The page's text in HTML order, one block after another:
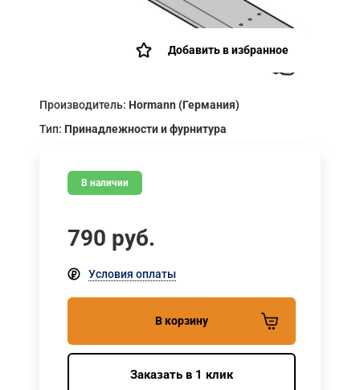
Добавить в избранное
Производитель: Hormann (Германия)
Тип: Принадлежности и фурнитура
В наличии
790 руб.
Условия оплаты
В корзину
Заказать в 1 клик